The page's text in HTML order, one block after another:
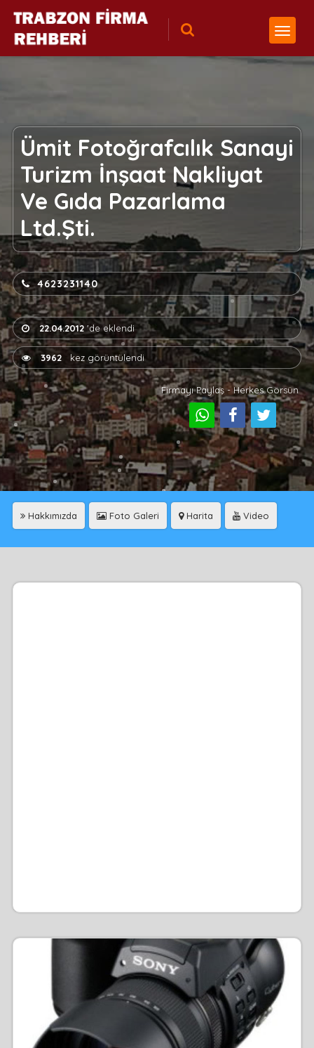
Ümit Fotoğrafcılık Sanayi
Turizm İnşaat Nakliyat
Ve Gıda Pazarlama
Ltd.Şti.
4623231140
22.04.2012'de eklendi
3962kez görüntülendi
Firmayı Paylaş - Herkes Görsün
Hakkımızda Foto Galeri Harita Video